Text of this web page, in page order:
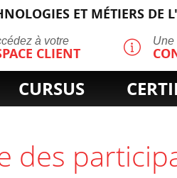
ET MÉTIERS DE
à votre
CLIENT
Une
CURSUS
des